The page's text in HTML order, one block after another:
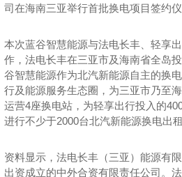
司在海南三亚举行首批换电项目签约
本次蓝谷智慧能源与法电长丰、轻享
作，法电长丰在三亚市及海南省全岛
谷智慧能源作为北汽新能源自主的换
行及能源服务生态圈，为三亚市乃至
运营4座换电站，为轻享出行投入的
进行不少于2000台北汽新能源换电出
资料显示，法电长丰（三亚）能源有
出资成立的中外合资有限责任公司。